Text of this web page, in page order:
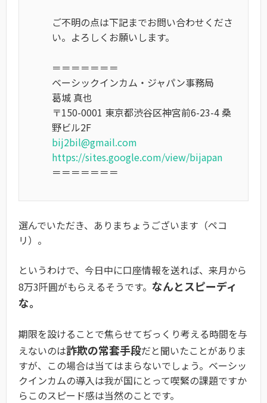
ご不明の点は下記までお問い合わせくださ
い。よろしくお願いします。
＝＝＝＝＝＝＝
ベーシックインカム・ジャパン事務局
葛城 真也
〒150-0001 東京都渋谷区神宮前6-23-4 桑
野ビル2F
bij2bil@gmail.com
https://sites.google.com/view/bijapan
＝＝＝＝＝＝＝
選んでいただき、ありまちょうございます（ペコ
リ）。
というわけで、今日中に口座情報を送れば、来月から
8万3阡圓がもらえるそうです。 なんとスピーディ
な。
期限を設けることで焦らせてぢっくり考える時間を与
えないのは詐欺の常套手段だと聞いたことがありま
すが、この場合は当てはまらないでしょう。ベーシッ
クインカムの導入は我が国にとって喫緊の課題ですか
らこのスピード感は当然のことです。